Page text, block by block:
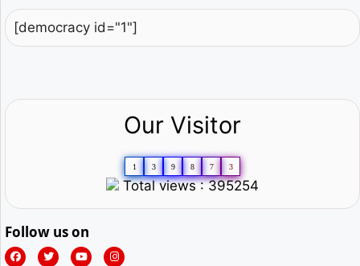
[democracy id="1"]
Our Visitor
1 3 9 8 7 3
Total views : 395254
Follow us on